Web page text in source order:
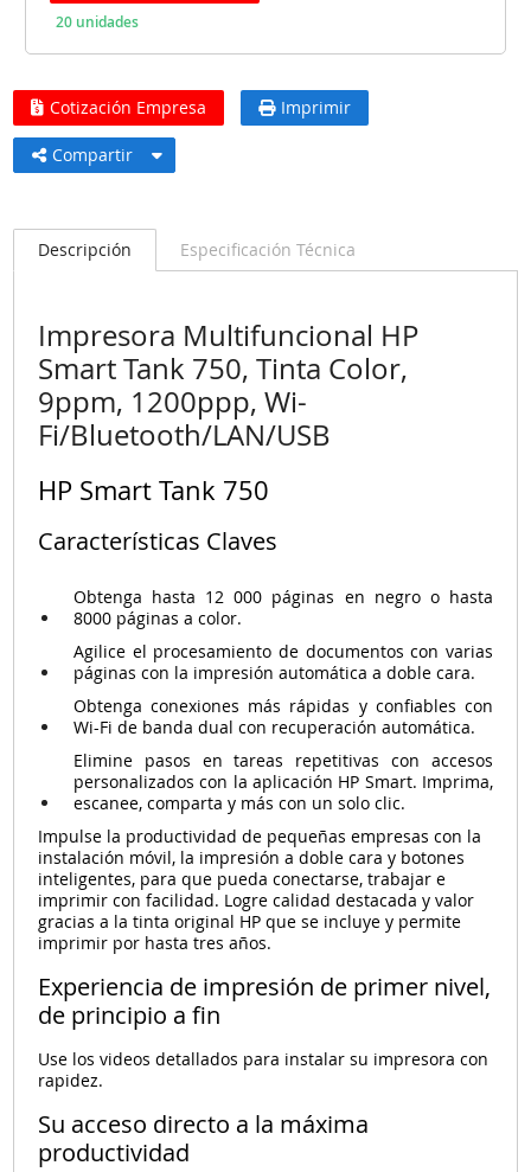
20 unidades
Cotización Empresa Imprimir
Compartir
Descripción Especificación Técnica
Impresora Multifuncional HP
Smart Tank 750, Tinta Color,
9ppm, 1200ppp, Wi-
Fi/Bluetooth/LAN/USB
HP Smart Tank 750
Características Claves
Obtenga hasta 12 000 páginas en negro o hasta
8000 páginas a color.
Agilice el procesamiento de documentos con varias
páginas con la impresión automática a doble cara.
Obtenga conexiones más rápidas y confiables con
Wi-Fi de banda dual con recuperación automática.
Elimine pasos en tareas repetitivas con accesos
personalizados con la aplicación HP Smart. Imprima,
escanee, comparta y más con un solo clic.
Impulse la productividad de pequeñas empresas con la
instalación móvil, la impresión a doble cara y botones
inteligentes, para que pueda conectarse, trabajar e
imprimir con facilidad. Logre calidad destacada y valor
gracias a la tinta original HP que se incluye y permite
imprimir por hasta tres años.
Experiencia de impresión de primer nivel,
de principio a fin
Use los videos detallados para instalar su impresora con
rapidez.
Su acceso directo a la máxima
productividad